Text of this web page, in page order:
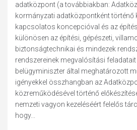
adatközpont (a továbbiakban:
kormányzati adatközpontként történő
kapcsolatos koncepcióval és az
különösen az építési, gépészeti,
biztonságtechnikai és mindezek
rendszereinek megvalósítási
belügyminiszter által meghatározott
igényekkel összhangban az
közreműködésével történő
nemzeti vagyon kezeléséért felelős
hogy...